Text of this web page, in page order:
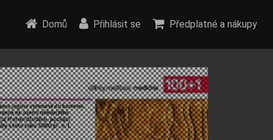
Domů Přihlásit se Předplatné a nákupy